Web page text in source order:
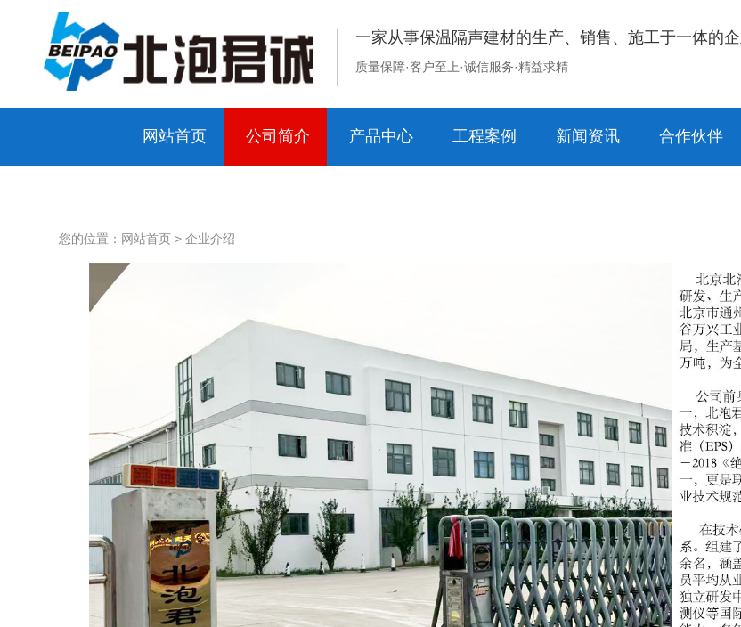
一家从事保温隔声建材的生产、销售、施工于一体的
质量保障·客户至上·诚信服务·精益求精
网站首页 公司简介 产品中心 工程案例 新闻资讯 合作伙伴
您的位置：网站首页 > 企业介绍